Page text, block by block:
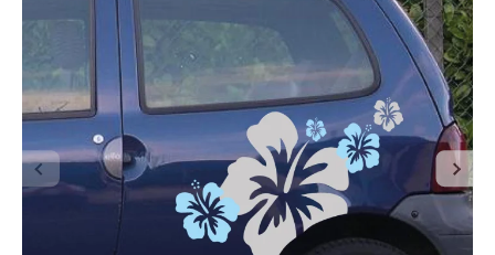
(* = Pflichtfelder)
Bitte beachten Sie unsere Datenschutzerklärung
Frage abschicken